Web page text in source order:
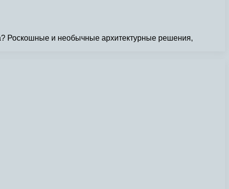
Роскошные и необычные архитектурные решения,